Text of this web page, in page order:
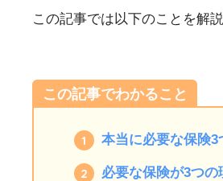
この記事では以下のことを解
この記事でわかること
本当に必要な保険3
必要な保険が3つの